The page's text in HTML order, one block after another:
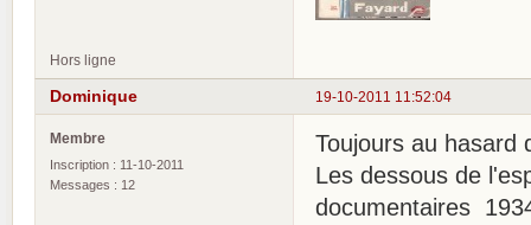
Hors ligne
19-10-2011 11:52:04
Dominique
Membre
Inscription : 11-10-2011
Messages : 12
Toujours au hasard
Les dessous de
documentaires